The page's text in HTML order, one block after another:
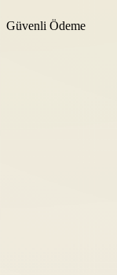
Güvenli Ödeme